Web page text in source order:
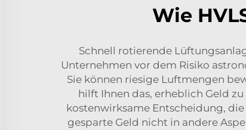
Wie
Schnell rotierende
Unternehmen vor dem Risiko
Sie können riesige Luftmengen
hilft Ihnen das, erheblich Geld
kostenwirksame Entscheidung,
gesparte Geld nicht in andere